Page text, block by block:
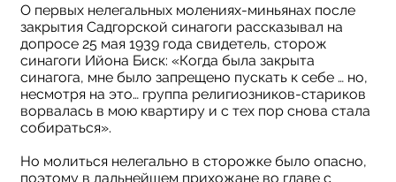
О первых нелегальных молениях-миньянах после
закрытия Садгорской синагоги рассказывал на
допросе 25 мая 1939 года свидетель, сторож
синагоги Ийона Биск: «Когда была закрыта
синагога, мне было запрещено пускать к себе … но,
несмотря на это… группа религиозников-стариков
ворвалась в мою квартиру и с тех пор снова стала
собираться».
Но молиться нелегально в сторожке было опасно,
поэтому в дальнейшем прихожане во главе с